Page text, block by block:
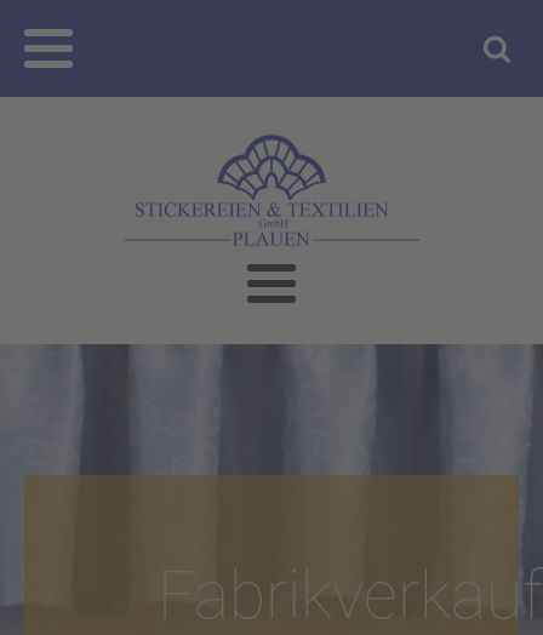
Fabrikverkauf